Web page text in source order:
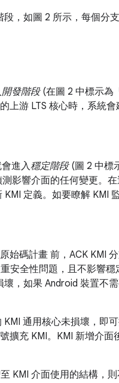
，如圖 2 所示，每個分
開發階段(在圖 2 中標示為
上游 LTS 核心時，系統會
進入穩定階段(圖 2 中標
影響介面的任何變更。
定義。如要瞭解 KMI
始碼計畫 前，ACK KMI
安全性問題，且不影響
，如果 Android 裝置不
KMI 通用核心未損壞，即
擴充 KMI。KMI 新增介
KMI 介面使用的結構，